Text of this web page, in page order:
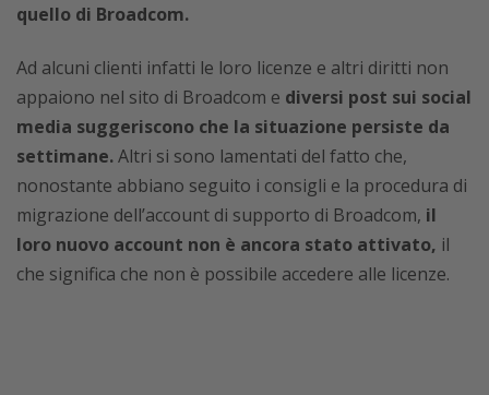
quello di Broadcom.
Ad alcuni clienti infatti le loro licenze e altri diritti non
appaiono nel sito di Broadcom e diversi post sui social
media suggeriscono che la situazione persiste da
settimane.Altri si sono lamentati del fatto che,
nonostante abbiano seguito i consigli e la procedura di
migrazione dell’account di supporto di Broadcom, il
loro nuovo account non è ancora stato attivato, il
che significa che non è possibile accedere alle licenze.